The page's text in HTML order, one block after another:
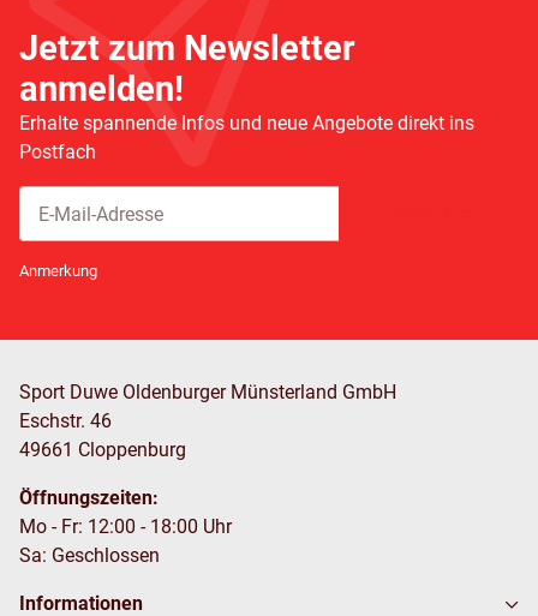
Jetzt zum Newsletter
anmelden!
Erhalte spannende Infos und neue Angebote direkt ins
Postfach
Anmerkung
Sport Duwe Oldenburger Münsterland GmbH
Eschstr. 46
49661 Cloppenburg
Öffnungszeiten:
Mo - Fr: 12:00 - 18:00 Uhr
Sa: Geschlossen
Informationen